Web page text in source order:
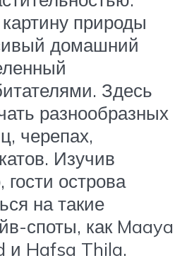
природы
домашний
Здесь
разнообразных
черепах,
Изучив
острова
на такие
споты, как Maaya
и Hafsa Thila.